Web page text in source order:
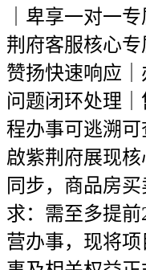
｜卑享一对一
荆府客服核心专
赞扬快速响应
问题闭环处理
程办事可逃溯
啟紫荆府展现
同步，商品房
求：需至多提
营办事，现将